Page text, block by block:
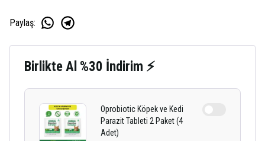
Paylaş:
Birlikte Al %30 İndirim ⚡
Oprobiotic Köpek ve Kedi
Parazit Tableti 2 Paket (4
Adet)